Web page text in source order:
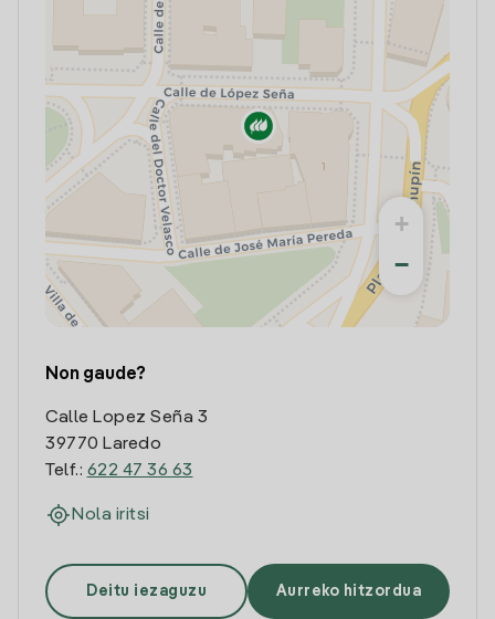
+
−
Non gaude?
Calle Lopez Seña 3
39770 Laredo
Telf.: 622 47 36 63
Nola iritsi
Deitu iezaguzu Aurreko hitzordua